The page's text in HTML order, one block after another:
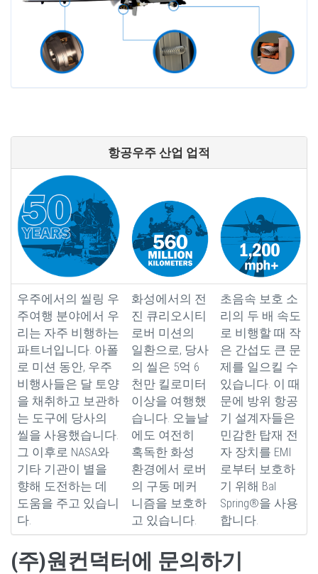
항공우주 산업 업적
우주에서의 씰링 우
주여행 분야에서 우
리는 자주 비행하는
파트너입니다. 아폴
로 미션 동안, 우주
비행사들은 달 토양
을 채취하고 보관하
는 도구에 당사의
씰을 사용했습니다.
그 이후로 NASA와
기타 기관이 별을
향해 도전하는 데
도움을 주고 있습니
다.
화성에서의 전
진 큐리오시티
로버 미션의
일환으로, 당사
의 씰은 5억 6
천만 킬로미터
이상을 여행했
습니다. 오늘날
에도 여전히
혹독한 화성
환경에서 로버
의 구동 메커
니즘을 보호하
고 있습니다.
초음속 보호 소
리의 두 배 속도
로 비행할 때 작
은 간섭도 큰 문
제를 일으킬 수
있습니다. 이 때
문에 방위 항공
기 설계자들은
민감한 탑재 전
자 장치를 EMI
로부터 보호하
기 위해 Bal
Spring®을 사용
합니다.
(주)원컨덕터에 문의하기